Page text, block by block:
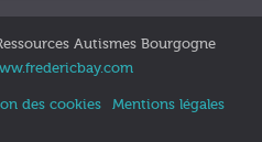
Autismes Bourgogne
des cookies Mentions légales